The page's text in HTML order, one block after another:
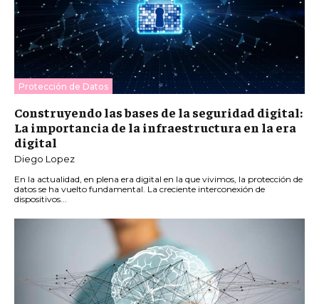
Protección de Datos
Construyendo las bases de la seguridad digital:
La importancia de la infraestructura en la era
digital
Diego Lopez
En la actualidad, en plena era digital en la que vivimos, la protección de
datos se ha vuelto fundamental. La creciente interconexión de
dispositivos...